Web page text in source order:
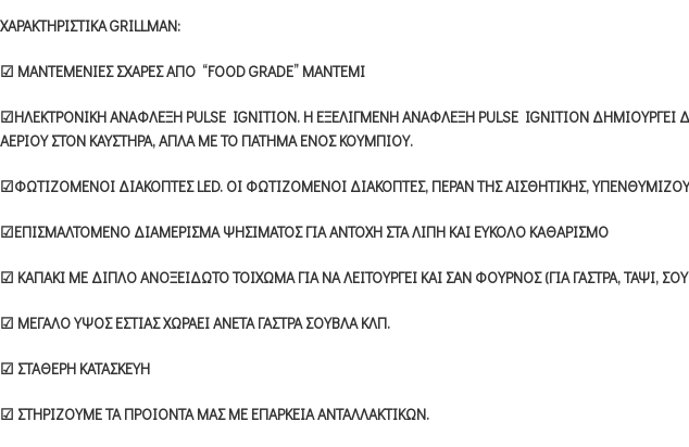
ΧΑΡΑΚΤΗΡΙΣΤΙΚΑ GRILLMAN:
☑ ΜΑΝΤΕΜΕΝΙΕΣ ΣΧΑΡΕΣ ΑΠΟ “FOOD GRADE” ΜΑΝΤΕΜΙ
☑ΗΛΕΚΤΡΟΝΙΚΗ ΑΝΑΦΛΕΞΗ PULSE IGNITION. Η ΕΞΕΛΙΓΜΕΝΗ ΑΝΑΦΛΕΞΗ PULSE IGNITION
ΑΕΡΙΟΥ ΣΤΟΝ ΚΑΥΣΤΗΡΑ, ΑΠΛΑ ΜΕ ΤΟ ΠΑΤΗΜΑ ΕΝΟΣ ΚΟΥΜΠΙΟΥ.
☑ΦΩΤΙΖΟΜΕΝΟΙ ΔΙΑΚΟΠΤΕΣ LED. ΟΙ ΦΩΤΙΖΟΜΕΝΟΙ ΔΙΑΚΟΠΤΕΣ, ΠΕΡΑΝ ΤΗΣ ΑΙΣΘΗΤΙΚΗΣ,
☑ΕΠΙΣΜΑΛΤΟΜΕΝΟ ΔΙΑΜΕΡΙΣΜΑ ΨΗΣΙΜΑΤΟΣ ΓΙΑ ΑΝΤΟΧΗ ΣΤΑ ΛΙΠΗ ΚΑΙ ΕΥΚΟΛΟ ΚΑΘΑΡΙΣΜΟ
☑ ΚΑΠΑΚΙ ΜΕ ΔΙΠΛΟ ΑΝΟΞΕΙΔΩΤΟ ΤΟΙΧΩΜΑ ΓΙΑ ΝΑ ΛΕΙΤΟΥΡΓΕΙ ΚΑΙ ΣΑΝ ΦΟΥΡΝΟΣ (ΓΙΑ ΓΑΣΤΡΑ, ΤΑΨΙ,
☑ ΜΕΓΑΛΟ ΥΨΟΣ ΕΣΤΙΑΣ ΧΩΡΑΕΙ ΑΝΕΤΑ ΓΑΣΤΡΑ ΣΟΥΒΛΑ ΚΛΠ.
☑ ΣΤΑΘΕΡΗ ΚΑΤΑΣΚΕΥΗ
☑ ΣΤΗΡΙΖΟΥΜΕ ΤΑ ΠΡΟΙΟΝΤΑ ΜΑΣ ΜΕ ΕΠΑΡΚΕΙΑ ΑΝΤΑΛΛΑΚΤΙΚΩΝ.